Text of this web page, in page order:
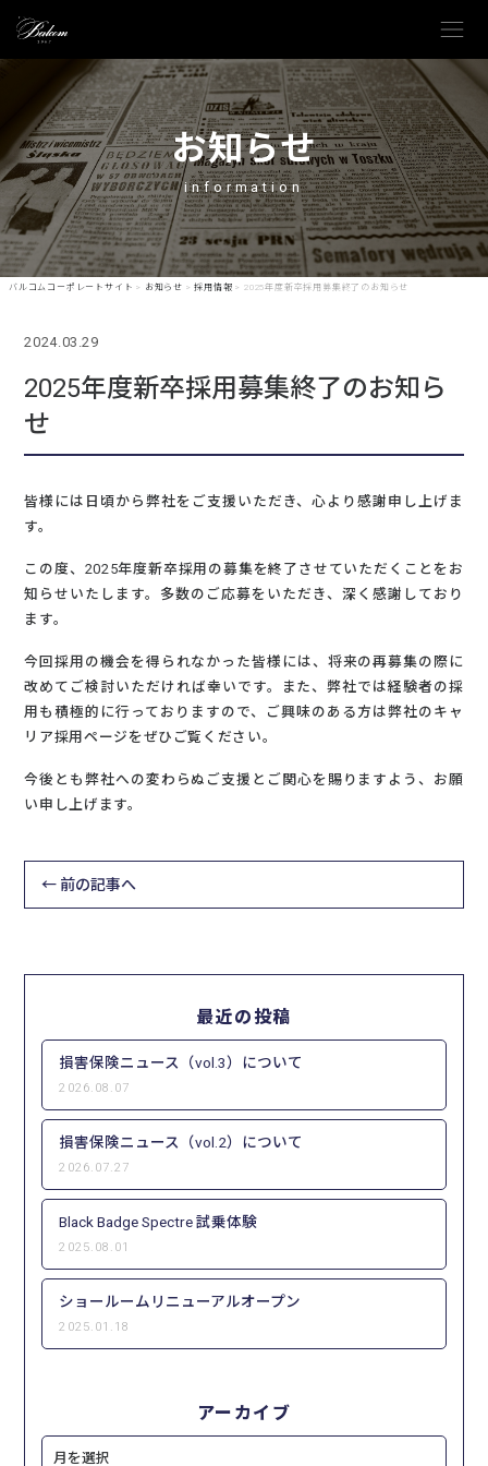
menu
お知らせ
information
バルコムコーポレートサイト > お知らせ >採用情報 >2025年度新卒採用募集終了のお知らせ
2024.03.29
2025年度新卒採用募集終了のお知ら
せ
皆様には日頃から弊社をご支援いただき、心より感謝申し上げま
す。
この度、2025年度新卒採用の募集を終了させていただくことをお
知らせいたします。多数のご応募をいただき、深く感謝しており
ます。
今回採用の機会を得られなかった皆様には、将来の再募集の際に
改めてご検討いただければ幸いです。また、弊社では経験者の採
用も積極的に行っておりますので、ご興味のある方は弊社のキャ
リア採用ページをぜひご覧ください。
今後とも弊社への変わらぬご支援とご関心を賜りますよう、お願
い申し上げます。
← 前の記事へ
最近の投稿
損害保険ニュース（vol.3）について
2026.08.07
損害保険ニュース（vol.2）について
2026.07.27
Black Badge Spectre 試乗体験
2025.08.01
ショールームリニューアルオープン
2025.01.18
アーカイブ